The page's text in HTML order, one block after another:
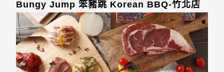
Bungy Jump 笨豬跳 Korean BBQ-竹北店